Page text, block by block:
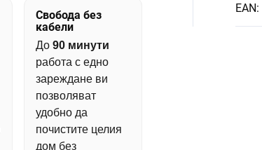
Свобода без
кабели
До90 минути
работа с едно
зареждане ви
позволяват
удобно да
почистите целия
дом без
EAN: